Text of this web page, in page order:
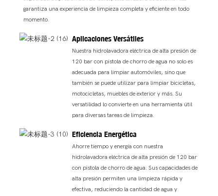
garantiza una experiencia de limpieza completa y eficiente en todo
momento.
Aplicaciones Versátiles
Nuestra hidrolavadora eléctrica de alta presión de
120 bar con pistola de chorro de agua no solo es
adecuada para limpiar automóviles, sino que
también se puede utilizar para limpiar bicicletas,
motocicletas, muebles de exterior y más. Su
versatilidad lo convierte en una herramienta útil
para diversas tareas de limpieza.
Eficiencia Energética
Ahorre tiempo y energía con nuestra
hidrolavadora eléctrica de alta presión de 120 bar
con pistola de chorro de agua. Sus capacidades de
alta presión permiten una limpieza rápida y
efectiva, reduciendo la cantidad de agua y